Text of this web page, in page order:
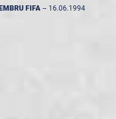
FIFA -- 16.06.1994